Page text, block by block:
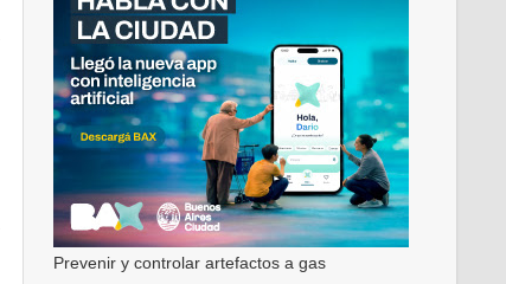
Prevenir y controlar artefactos a gas